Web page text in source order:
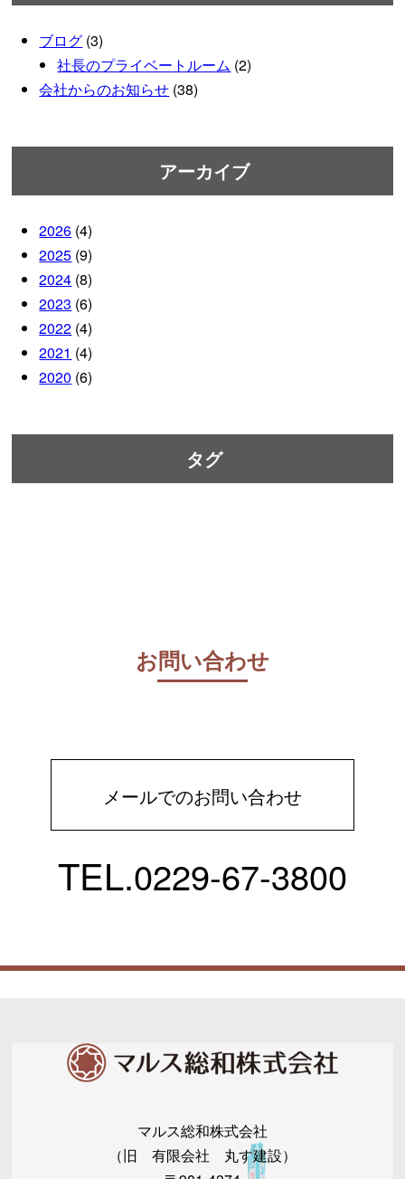
ブログ (3)
社長のプライベートルーム (2)
会社からのお知らせ (38)
アーカイブ
2026 (4)
2025 (9)
2024 (8)
2023 (6)
2022 (4)
2021 (4)
2020 (6)
タグ
お問い合わせ
メールでのお問い合わせ
TEL.0229-67-3800
マルス総和株式会社
（旧 有限会社 丸す建設）